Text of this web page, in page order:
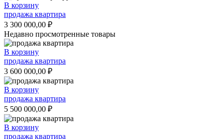
В корзину
продажа квартира
3 300 000,00 ₽
Недавно просмотренные товары
В корзину
продажа квартира
3 600 000,00 ₽
В корзину
продажа квартира
5 500 000,00 ₽
В корзину
продажа квартира